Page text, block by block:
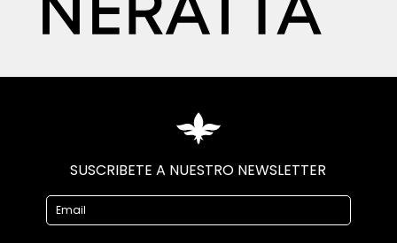
SUSCRIBETE A NUESTRO NEWSLETTER